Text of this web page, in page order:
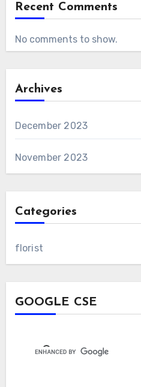
Recent Comments
No comments to show.
Archives
December 2023
November 2023
Categories
florist
GOOGLE CSE